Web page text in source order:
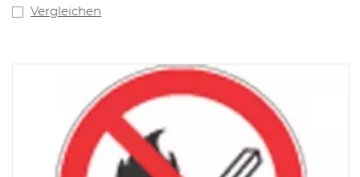
Vergleichen